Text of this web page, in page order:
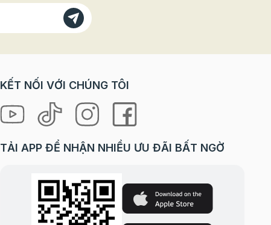
KẾT NỐI VỚI CHÚNG TÔI
TẢI APP ĐỂ NHẬN NHIỀU ƯU ĐÃI BẤT NGỜ